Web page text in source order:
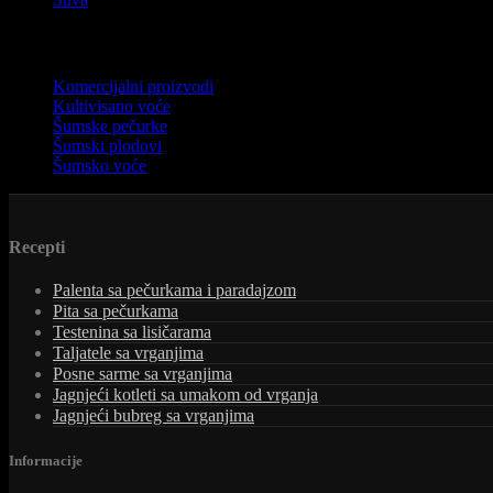
Komercijalni proizvodi
Kultivisano voće
Šumske pečurke
Šumski plodovi
Šumsko voće
Recepti
Palenta sa pečurkama i paradajzom
Pita sa pečurkama
Testenina sa lisičarama
Taljatele sa vrganjima
Posne sarme sa vrganjima
Jagnjeći kotleti sa umakom od vrganja
Jagnjeći bubreg sa vrganjima
Informacije